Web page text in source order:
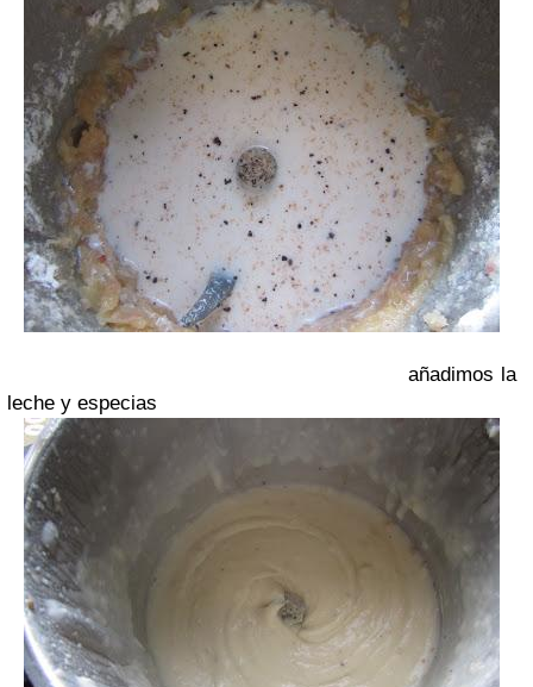
añadimos la
leche y especias